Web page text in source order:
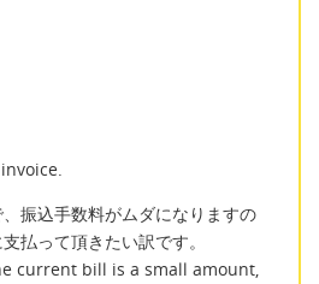
振込手数料がムダになりますの
払って頂きたい訳です。
current bill is a small amount,